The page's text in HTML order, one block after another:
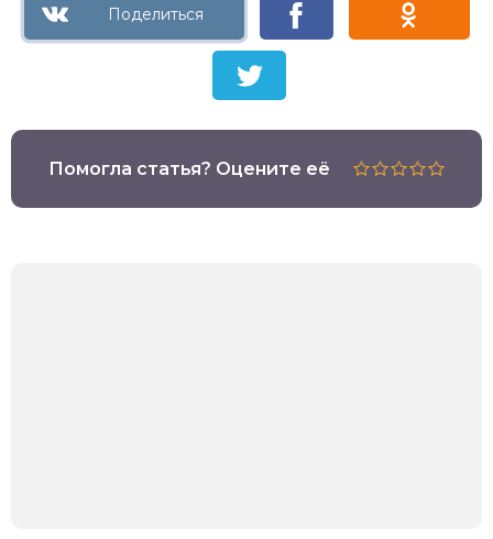
Помогла статья? Оцените её